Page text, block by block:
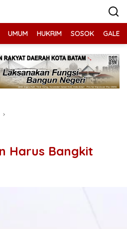
UMUM HUKRIM SOSOK
Harus Bangkit